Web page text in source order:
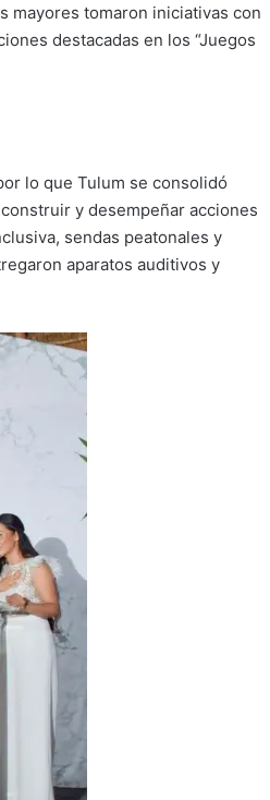
mayores tomaron iniciativas con
destacadas en los “Juegos
lo que Tulum se consolidó
y desempeñar acciones
sendas peatonales y
aparatos auditivos y